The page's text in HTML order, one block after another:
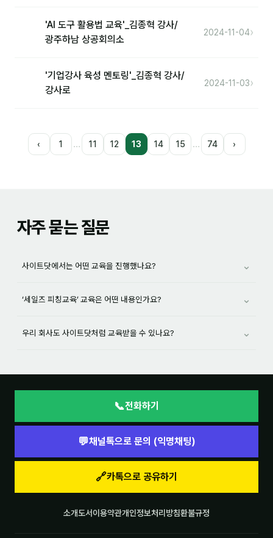
'AI 도구 활용법 교육'_김종혁 강사/
광주하남 상공회의소
2024-11-04›
'기업강사 육성 멘토링'_김종혁 강사/
강사로
2024-11-03›
‹ 1 … 11 12 13 14 15 … 74 ›
자주 묻는 질문
사이트닷에서는 어떤 교육을 진행했나요? ⌄
‘세일즈 피칭교육’ 교육은 어떤 내용인가요? ⌄
우리 회사도 사이트닷처럼 교육받을 수 있나요? ⌄
📞전화하기
💬채널톡으로 문의 (익명채팅)
🔗카톡으로 공유하기
소개도서이용약관개인정보처리방침환불규정